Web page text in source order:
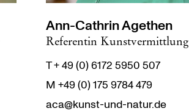
Ann-Cathrin Agethen
Referentin Kunstvermittlung
T + 49 (0) 6172 5950 507
M +49 (0) 175 9784 479
aca@kunst-und-natur.de